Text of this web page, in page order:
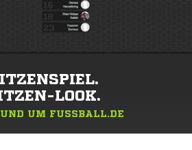
LOOK.
UM FUSSBALL.DE